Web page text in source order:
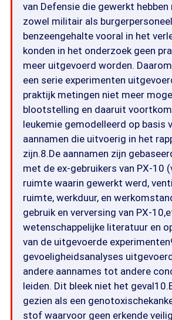
van Defensie die gewerkt hebben
zowel militair als
benzeengehalte vooral in het
konden in het onderzoek geen
meer uitgevoerd worden.
een serie experimenten
praktijk metingen niet meer
blootstelling en daaruit
leukemie gemodelleerd op basis
aannamen die uitvoerig in het
zijn.8.De aannamen zijn
met de ex-gebruikers van PX-10
ruimte waarin gewerkt werd,
ruimte, werkduur, en
gebruik en verversing van PX-
wetenschappelijke literatuur en
van de uitgevoerde
gevoeligheidsanalyses
andere aannames tot andere
leiden. Dit bleek niet het
gezien als een
stof waarvoor geen erkende